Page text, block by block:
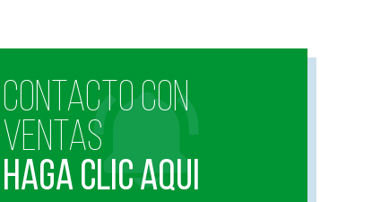
CONTACTO CON
VENTAS
HAGA CLIC AQUI